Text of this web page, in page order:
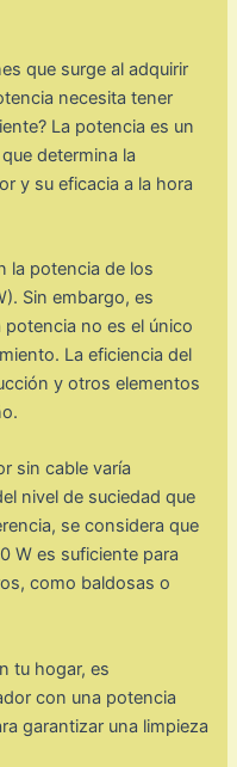
que surge al adquirir
necesita tener
La potencia es un
determina la
y su eficacia a la hora
la potencia de los
Sin embargo, es
no es el único
La eficiencia del
y otros elementos
sin cable varía
nivel de suciedad que
se considera que
W es suficiente para
como baldosas o
tu hogar, es
con una potencia
garantizar una limpieza